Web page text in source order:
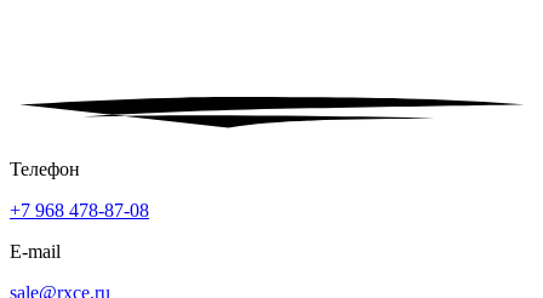
Телефон
+7 968 478-87-08
E-mail
sale@rxce.ru